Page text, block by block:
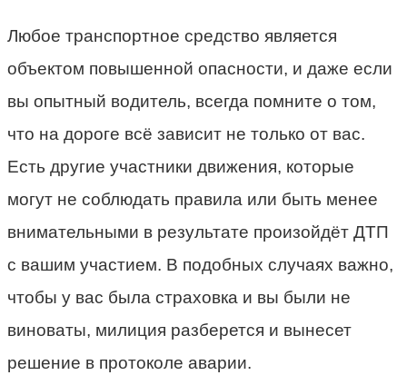
Любое транспортное средство является
объектом повышенной опасности, и даже если
вы опытный водитель, всегда помните о том,
что на дороге всё зависит не только от вас.
Есть другие участники движения, которые
могут не соблюдать правила или быть менее
внимательными в результате произойдёт ДТП
с вашим участием. В подобных случаях важно,
чтобы у вас была страховка и вы были не
виноваты, милиция разберется и вынесет
решение в протоколе аварии.